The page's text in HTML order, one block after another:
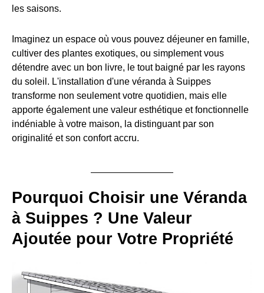
les saisons.
Imaginez un espace où vous pouvez déjeuner en famille,
cultiver des plantes exotiques, ou simplement vous
détendre avec un bon livre, le tout baigné par les rayons
du soleil. L'installation d'une véranda à Suippes
transforme non seulement votre quotidien, mais elle
apporte également une valeur esthétique et fonctionnelle
indéniable à votre maison, la distinguant par son
originalité et son confort accru.
Pourquoi Choisir une Véranda
à Suippes ? Une Valeur
Ajoutée pour Votre Propriété